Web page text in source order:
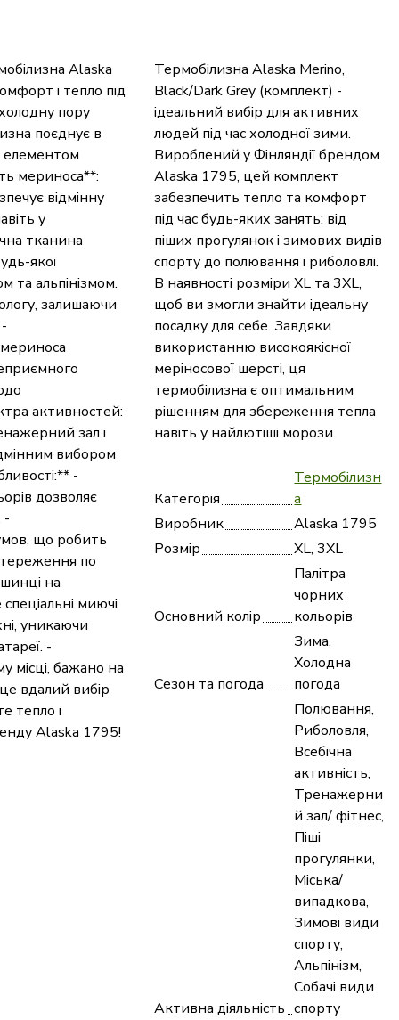
Термобілизна Alaska Merino,
Black/Dark Grey (комплект) -
ідеальний вибір для активних
людей під час холодної зими.
Вироблений у Фінляндії брендом
Alaska 1795, цей комплект
забезпечить тепло та комфорт
під час будь-яких занять: від
піших прогулянок і зимових видів
спорту до полювання і риболовлі.
В наявності розміри XL та 3XL,
щоб ви змогли знайти ідеальну
посадку для себе. Завдяки
використанню високоякісної
меріносової шерсті, ця
термобілизна є оптимальним
рішенням для збереження тепла
навіть у найлютіші морози.
Категорія
Термобілизн
а
Виробник
Alaska 1795
Розмір
XL, 3XL
Основний колір
Палітра
чорних
кольорів
Сезон та погода
Зима,
Холодна
погода
Активна діяльність
Полювання,
Риболовля,
Всебічна
активність,
Тренажерни
й зал/ фітнес,
Піші
прогулянки,
Міська/
випадкова,
Зимові види
спорту,
Альпінізм,
Собачі види
спорту
Alaska
і тепло під
пору
поєднує в
елементом
мериноса**:
відмінну
у
тканина
якої
та альпінізмом.
залишаючи
активностей:
зал і
вибором
-
дозволяє
-
що робить
по
на
миючі
уникаючи
-
місці, бажано на
вдалий вибір
тепло і
Alaska 1795!